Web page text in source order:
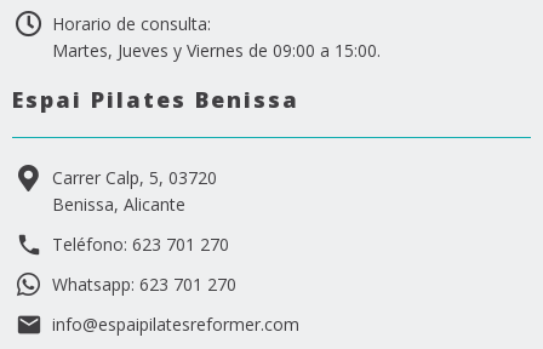
Horario de consulta:
Martes, Jueves y Viernes de 09:00 a 15:00.
Espai Pilates Benissa
Carrer Calp, 5, 03720
Benissa, Alicante
Teléfono: 623 701 270
Whatsapp: 623 701 270
info@espaipilatesreformer.com